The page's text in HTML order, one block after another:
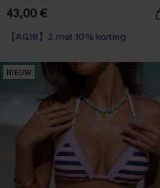
43,00 €
【AG18】2 met 10% korting
NIEUW